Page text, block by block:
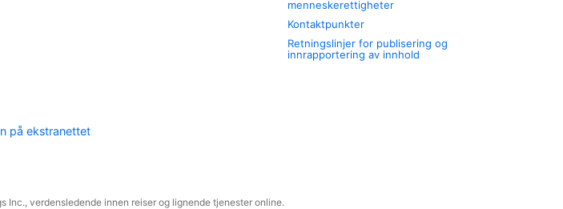
menneskerettigheter
Kontaktpunkter
Retningslinjer for publisering og
innrapportering av innhold
på ekstranettet
Inc., verdensledende innen reiser og lignende tjenester online.